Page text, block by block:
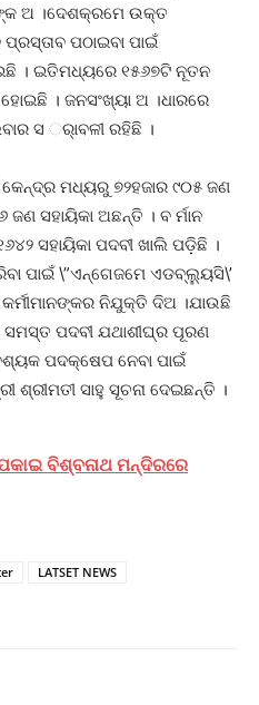
ଅ ।ଦେଶକ୍ରମେ ଉକ୍ତ
ପଠାଇବା ପାଇଁ
। ଇତିମଧ୍ୟରେ ୧୫୬୭ଟି ନୂତନ
। ଜନସଂଖ୍ୟା ଅ ।ଧାରରେ
ସ ର୍ାବଳୀ ରହିଛି ।
ମଧ୍ୟରୁ ୭୨ହଜାର ୯୦୫ ଜଣ
ଜଣ ସହାୟିକା ଅଛନ୍ତି । ବ ର୍ମାନ
ସହାୟିକା ପଦବୀ ଖାଲି ପଡ଼ିଛି ।
ପାଇଁ \”ଏନ୍‌ଗେଜମେ ଏଡବ୍ଲ୍ୟୁସି\’
ନିଯୁକ୍ତି ଦିଅ ।ଯାଉଛି
ସମସ୍ତ ପଦବୀ ଯଥାଶୀଘ୍ର ପୂରଣ
ପଦକ୍ଷେପ ନେବା ପାଇଁ
ଶ୍ରୀମତୀ ସାହୁ ସୂଚନା ଦେଇଛନ୍ତି ।
ବିଶ୍ବନାଥ ମନ୍ଦିରରେ
LATSET NEWS